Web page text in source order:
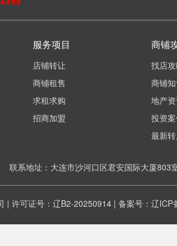
服务项目
店铺转让
商铺租售
求租求购
招商加盟
商铺
找店
商铺
地产
投资
最新
系地址：大连市沙河口区君安国际大厦803
| 许可证号：辽B2-20250914 | 备案号： 辽ICP